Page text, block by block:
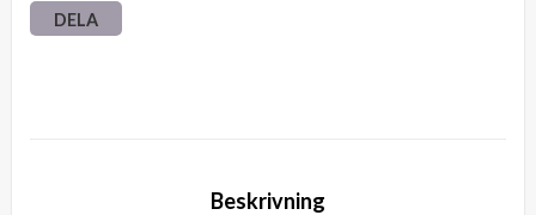
DELA
Beskrivning